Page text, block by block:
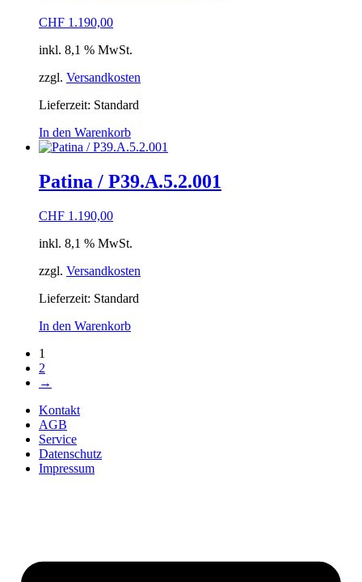
CHF 1.190,00
inkl. 8,1 % MwSt.
zzgl. Versandkosten
Lieferzeit: Standard
In den Warenkorb
Patina / P39.A.5.2.001
CHF 1.190,00
inkl. 8,1 % MwSt.
zzgl. Versandkosten
Lieferzeit: Standard
In den Warenkorb
1
2
→
Kontakt
AGB
Service
Datenschutz
Impressum